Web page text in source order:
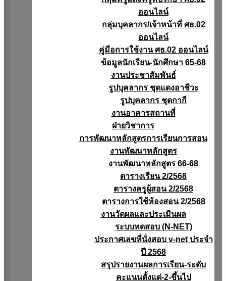
ออนไลน์
กลุ่มบุคลากร/เจ้าหน้าที่ ศธ.02
ออนไลน์
คู่มือการใช้งาน ศธ.02 ออนไลน์
ข้อมูลนักเรียน-นักศึกษา 65-68
งานประชาสัมพันธ์
รูปบุคลากร ชุดแดงอาชีวะ
รูปบุคลากร ชุดกากี
งานอาคารสถานที่
ฝ่ายวิชาการ
การพัฒนาหลักสูตรการเรียนการสอน
งานพัฒนาหลักสูตร
งานพัฒนาหลักสูตร 66-68
ตารางเรียน 2/2568
ตารางครูผู้สอน 2/2568
ตารางการใช้ห้องสอน 2/2568
งานวัดผลเเละประเมินผล
ระบบทดสอบ (N-NET)
ประกาศเลขที่นั่งสอบ v-net ประจำ
ปี 2568
สรุปรายงานผลการเรียน-ระดับ
คะแนนตั้งแต่-2-ขึ้นไป